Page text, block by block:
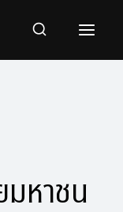
หาชน